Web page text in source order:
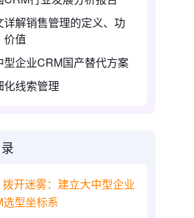
详解销售管理的定义、功
价值
型企业CRM国产替代方案
化线索管理
录
开迷雾：建立大中型企业
型坐标系